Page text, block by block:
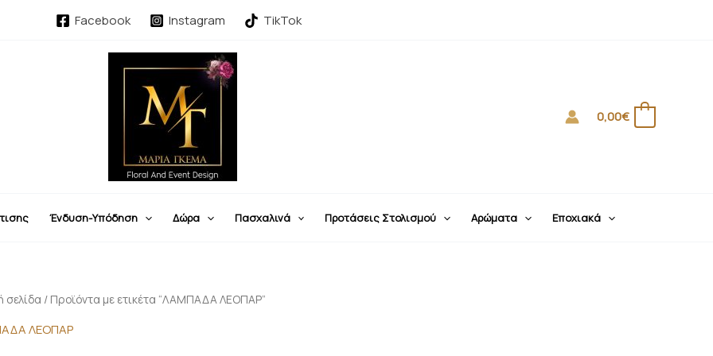
Facebook Instagram TikTok
0,00€
Ένδυση-Υπόδηση Δώρα Πασχαλινά Προτάσεις Στολισμού Αρώματα Εποχιακά
σελίδα / Προϊόντα με ετικέτα “ΛΑΜΠΑΔΑ ΛΕΟΠΑΡ”
ΛΕΟΠΑΡ